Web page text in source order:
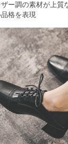
ー調の素材が上質
格を表現